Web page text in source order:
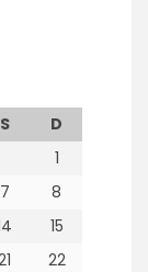
S
D
1
7
8
15
22